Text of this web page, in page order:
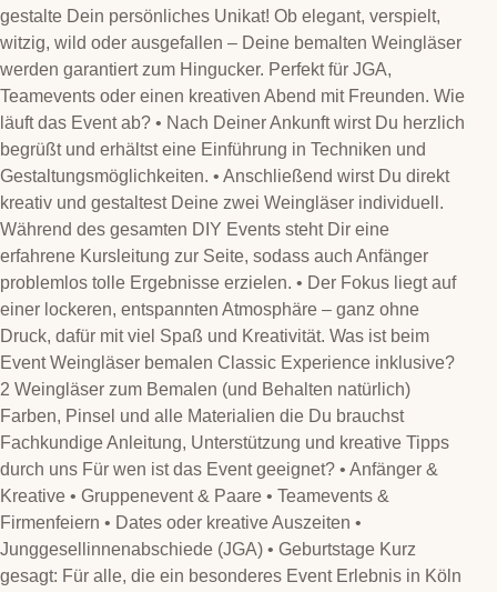
gestalte Dein persönliches Unikat! Ob elegant, verspielt,
witzig, wild oder ausgefallen – Deine bemalten Weingläser
werden garantiert zum Hingucker. Perfekt für JGA,
Teamevents oder einen kreativen Abend mit Freunden. Wie
läuft das Event ab? • Nach Deiner Ankunft wirst Du herzlich
begrüßt und erhältst eine Einführung in Techniken und
Gestaltungsmöglichkeiten. • Anschließend wirst Du direkt
kreativ und gestaltest Deine zwei Weingläser individuell.
Während des gesamten DIY Events steht Dir eine
erfahrene Kursleitung zur Seite, sodass auch Anfänger
problemlos tolle Ergebnisse erzielen. • Der Fokus liegt auf
einer lockeren, entspannten Atmosphäre – ganz ohne
Druck, dafür mit viel Spaß und Kreativität. Was ist beim
Event Weingläser bemalen Classic Experience inklusive?
2 Weingläser zum Bemalen (und Behalten natürlich)
Farben, Pinsel und alle Materialien die Du brauchst
Fachkundige Anleitung, Unterstützung und kreative Tipps
durch uns Für wen ist das Event geeignet? • Anfänger &
Kreative • Gruppenevent & Paare • Teamevents &
Firmenfeiern • Dates oder kreative Auszeiten •
Junggesellinnenabschiede (JGA) • Geburtstage Kurz
gesagt: Für alle, die ein besonderes Event Erlebnis in Köln